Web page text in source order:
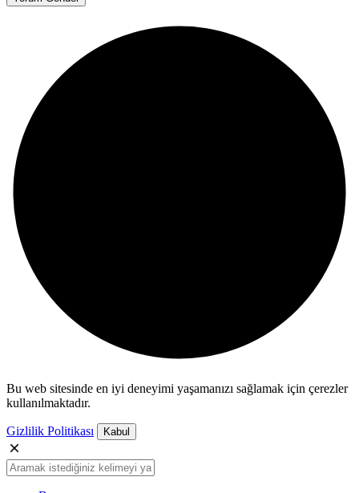
Bu web sitesinde en iyi deneyimi yaşamanızı sağlamak için çerezler
kullanılmaktadır.
Gizlilik Politikası Kabul